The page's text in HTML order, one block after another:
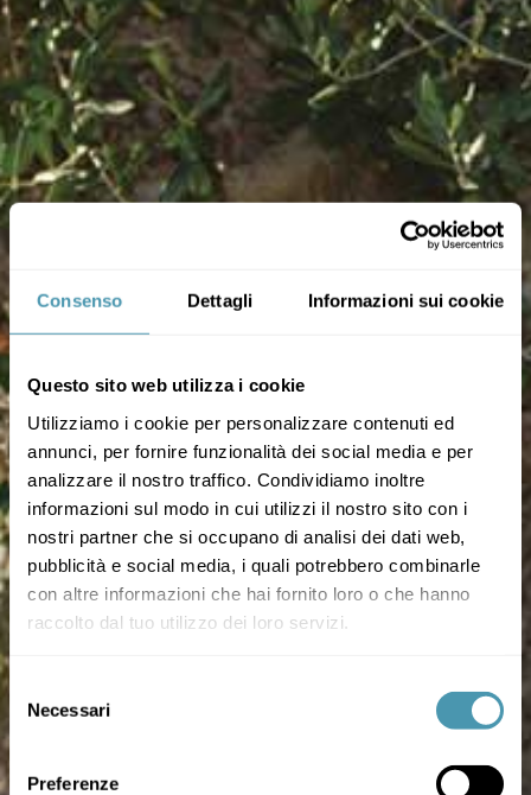
Consenso Dettagli Informazioni sui cookie
Questo sito web utilizza i cookie
Utilizziamo i cookie per personalizzare contenuti ed
annunci, per fornire funzionalità dei social media e per
analizzare il nostro traffico. Condividiamo inoltre
informazioni sul modo in cui utilizzi il nostro sito con i
nostri partner che si occupano di analisi dei dati web,
pubblicità e social media, i quali potrebbero combinarle
con altre informazioni che hai fornito loro o che hanno
raccolto dal tuo utilizzo dei loro servizi.
del
consenso
Necessari
Preferenze